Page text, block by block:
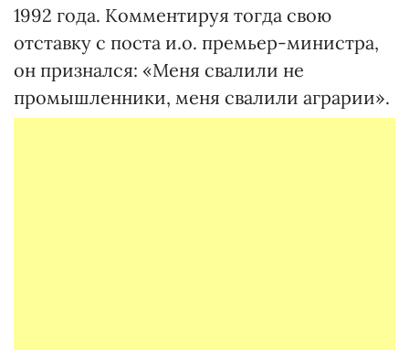
1992 года. Комментируя тогда свою
отставку с поста и.о. премьер-министра,
он признался: «Меня свалили не
промышленники, меня свалили аграрии».